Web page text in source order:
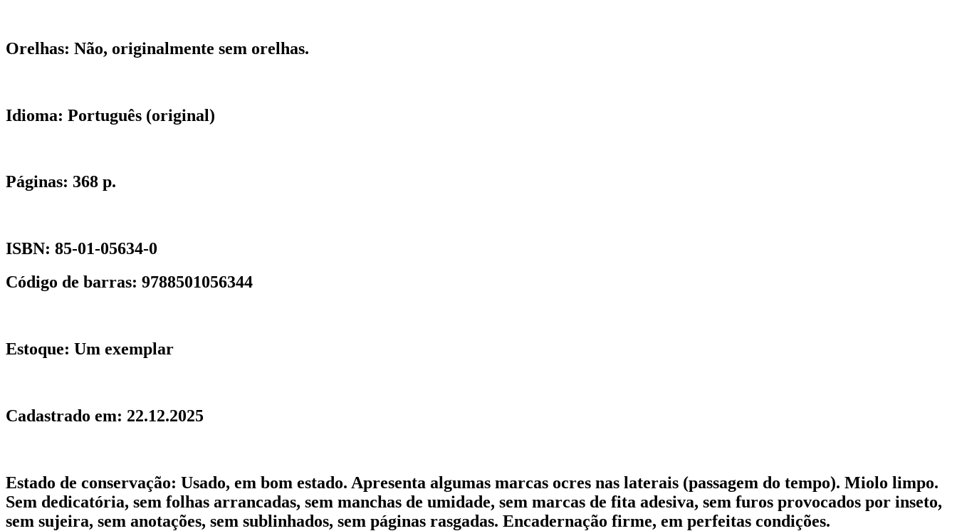
Orelhas: Não, originalmente sem orelhas.
Idioma: Português (original)
Páginas: 368 p.
ISBN: 85-01-05634-0
Código de barras: 9788501056344
Estoque: Um exemplar
Cadastrado em: 22.12.2025
Estado de conservação: Usado, em bom estado. Apresenta algumas marcas ocres nas laterais (passagem do tempo). Miolo limpo.
Sem dedicatória, sem folhas arrancadas, sem manchas de umidade, sem marcas de fita adesiva, sem furos provocados por inseto,
sem sujeira, sem anotações, sem sublinhados, sem páginas rasgadas. Encadernação firme, em perfeitas condições.